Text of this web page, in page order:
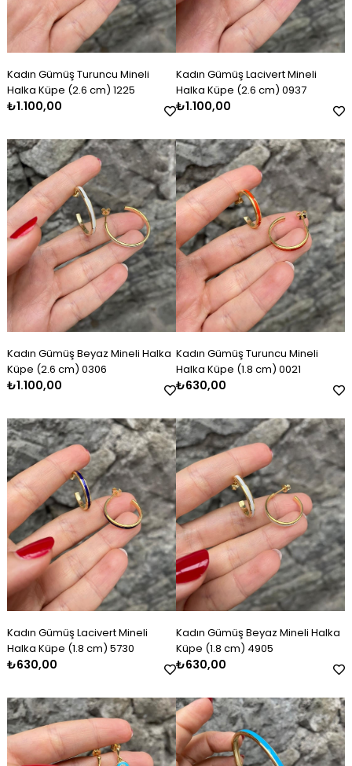
Kadın Gümüş Turuncu Mineli
Halka Küpe (2.6 cm) 1225
₺1.100,00
Kadın Gümüş Lacivert Mineli
Halka Küpe (2.6 cm) 0937
₺1.100,00
Kadın Gümüş Beyaz Mineli Halka
Küpe (2.6 cm) 0306
₺1.100,00
Kadın Gümüş Turuncu Mineli
Halka Küpe (1.8 cm) 0021
₺630,00
Kadın Gümüş Lacivert Mineli
Halka Küpe (1.8 cm) 5730
₺630,00
Kadın Gümüş Beyaz Mineli Halka
Küpe (1.8 cm) 4905
₺630,00